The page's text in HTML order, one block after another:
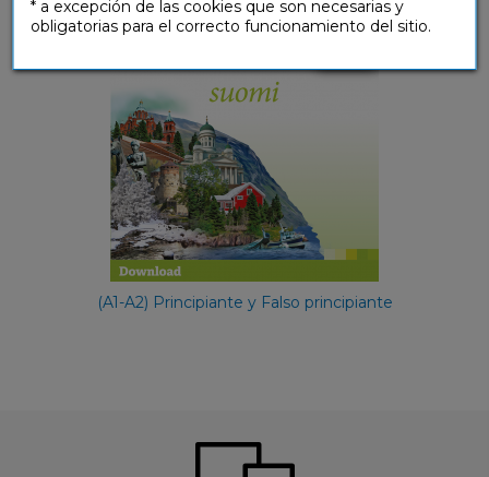
(A1-A2) Principiante y Falso principiante
* a excepción de las cookies que son necesarias y
obligatorias para el correcto funcionamiento del sitio.